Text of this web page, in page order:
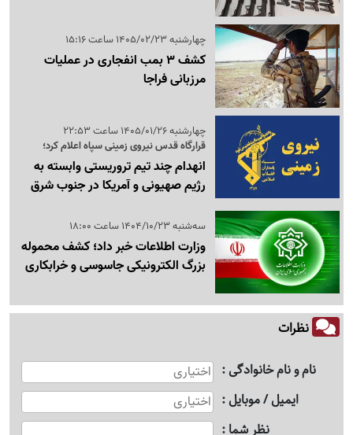
چهارشنبه 1405/02/23 ساعت 15:16
کشف 3 بمب انفجاری در عملیات‌
مرزبانی فراجا
چهارشنبه 1405/01/26 ساعت 22:53
قرارگاه قدس نیروی زمینی سپاه اعلام کرد؛
انهدام چند تیم تروریستی وابسته به
رژیم صهیونی و آمریکا در جنوب شرق
سه‌شنبه 1404/10/23 ساعت 18:00
وزارت اطلاعات خبر داد؛ کشف محموله
بزرگ الکترونیکی جاسوسی و خرابکاری
نظرات
نام و نام خانوادگی
ایمیل / موبایل
نظر شما